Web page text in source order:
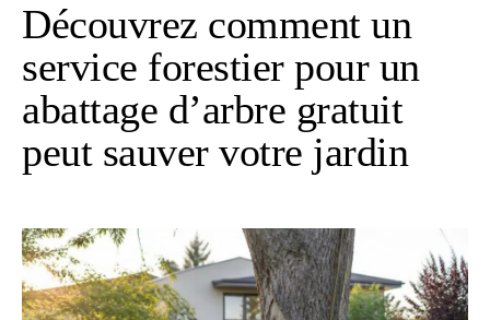
Découvrez comment un
service forestier pour un
abattage d’arbre gratuit
peut sauver votre jardin